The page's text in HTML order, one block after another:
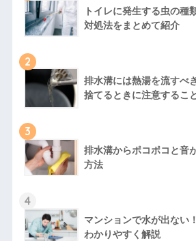
トイレに発生する虫の種
対処法をまとめて紹介
2
排水溝には熱湯を流すべ
捨てるときに注意するこ
3
排水溝からポコポコと音
方法
4
マンションで水が出ない
わかりやすく解説